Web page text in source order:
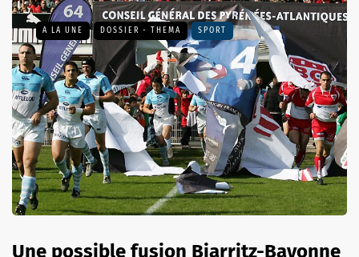
A LA UNE DOSSIER - THEMA SPORT
Une possible fusion Biarritz-Bayonne